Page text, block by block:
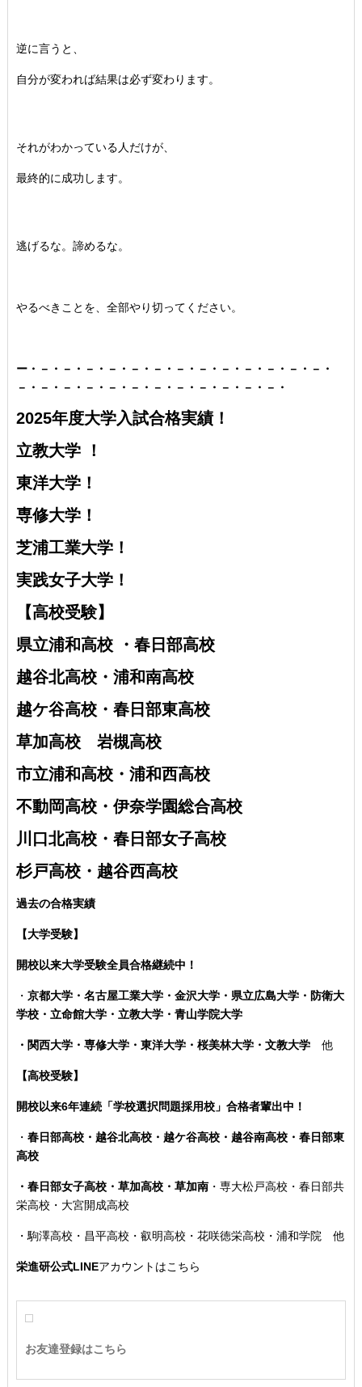
逆に言うと、
自分が変われば結果は必ず変わります。
それがわかっている人だけが、
最終的に成功します。
逃げるな。諦めるな。
やるべきことを、全部やり切ってください。
ー・－・－・－・－・－・－・－・－・－・－・－・－・－・
－・－・－・－・－・－・－・－・－・－・－・－・
2025年度大学入試合格実績！
立教大学 ！
東洋大学！
専修大学！
芝浦工業大学！
実践女子大学！
【高校受験】
県立浦和高校 ・ 春日部高校
越谷北高校・ 浦和南高校
越ケ谷高校・ 春日部東高校
草加高校 岩槻高校
市立浦和高校・浦和西高校
不動岡高校・伊奈学園総合高校
川口北高校・春日部女子高校
杉戸高校・越谷西高校
過去の合格実績
【大学受験】
開校以来大学受験全員合格継続中！
・ 京都大学・名古屋工業大学・金沢大学・県立広島大学・防衛大
学校・立命館大学・立教大学・青山学院大学
・関西大学・専修大学・東洋大学・桜美林大学・文教大学 他
【高校受験】
開校以来6年連続「学校選択問題採用校」合格者輩出中！
・ 春日部高校・越谷北高校・越ケ谷高校・越谷南高校・春日部東
高校
・春日部女子高校・草加高校・草加南・専大松戸高校 ・春日部共
栄高校・大宮開成高校
・駒澤高校・昌平高校・叡明高校・花咲徳栄高校・浦和学院 他
栄進研公式LINEアカウントはこちら
お友達登録はこちら